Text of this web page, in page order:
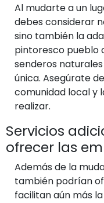
Al mudarte a un
debes considerar
sino también la
pintoresco pueblo
senderos
única. Asegúrate
comunidad local y
realizar.
Servicios
ofrecer las
Además de la
también podrían
facilitan aún más